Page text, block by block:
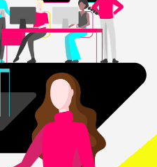
Stop-Shop
nous